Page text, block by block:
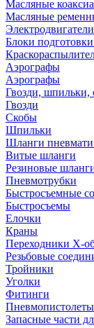
Масляные
Масляные
Электродвигатели
Блоки подготовки
Аэрографы
Аэрографы
Гвозди, шпильки,
Гвозди
Скобы
Шпильки
Шланги
Витые шланги
Резиновые
Пневмотрубки
Быстросъемные
Быстросъемы
Елочки
Краны
Переходники Х-
Резьбовые
Тройники
Уголки
Фитинги
Пневмопистолеты
Запасные части